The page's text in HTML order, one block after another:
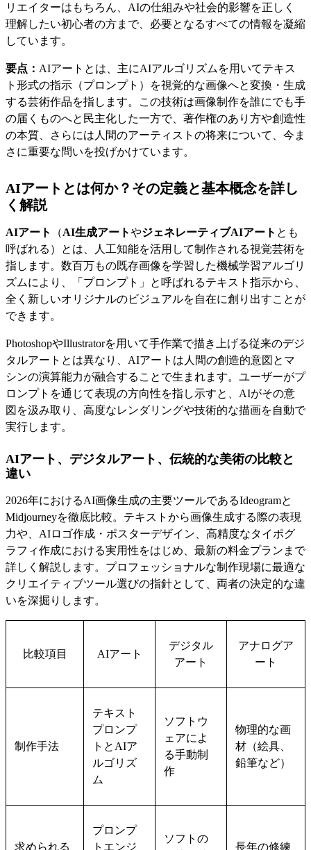
リエイターはもちろん、AIの仕組みや社会的影響を正しく
理解したい初心者の方まで、必要となるすべての情報を凝縮
しています。
要点： AIアートとは、主にAIアルゴリズムを用いてテキス
ト形式の指示（プロンプト）を視覚的な画像へと変換・生成
する芸術作品を指します。この技術は画像制作を誰にでも手
の届くものへと民主化した一方で、著作権のあり方や創造性
の本質、さらには人間のアーティストの将来について、今ま
さに重要な問いを投げかけています。
AIアートとは何か？その定義と基本概念を詳し
く解説
AIアート （AI生成アートやジェネレーティブAIアート とも
呼ばれる）とは、人工知能を活用して制作される視覚芸術を
指します。数百万もの既存画像を学習した機械学習アルゴリ
ズムにより、「プロンプト」と呼ばれるテキスト指示から、
全く新しいオリジナルのビジュアルを自在に創り出すことが
できます。
PhotoshopやIllustratorを用いて手作業で描き上げる従来のデジ
タルアートとは異なり、AIアートは人間の創造的意図とマ
シンの演算能力が融合することで生まれます。ユーザーがプ
ロンプトを通じて表現の方向性を指し示すと、AIがその意
図を汲み取り、高度なレンダリングや技術的な描画を自動で
実行します。
AIアート、デジタルアート、伝統的な美術の比較と
違い
2026年におけるAI画像生成の主要ツールであるIdeogramと
Midjourneyを徹底比較。テキストから画像生成する際の表現
力や、AIロゴ作成・ポスターデザイン、高精度なタイポグ
ラフィ作成における実用性をはじめ、最新の料金プランまで
詳しく解説します。プロフェッショナルな制作現場に最適な
クリエイティブツール選びの指針として、両者の決定的な違
いを深掘りします。
比較項目 AIアート
デジタル
アート
アナログア
ート
制作手法
テキスト
プロンプ
トとAIア
ルゴリズ
ム
ソフトウ
ェアによ
る手動制
作
物理的な画
材（絵具、
鉛筆など）
求められる
プロンプ
トエンジ
ソフトの
長年の修練